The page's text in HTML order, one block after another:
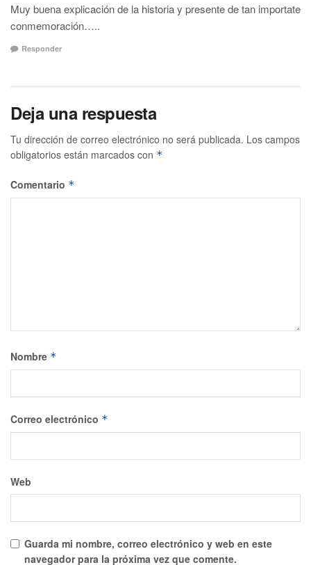
Muy buena explicación de la historia y presente de tan importate
conmemoración…..
Responder
Deja una respuesta
Tu dirección de correo electrónico no será publicada. Los campos
obligatorios están marcados con *
Comentario *
Nombre *
Correo electrónico *
Web
Guarda mi nombre, correo electrónico y web en este
navegador para la próxima vez que comente.